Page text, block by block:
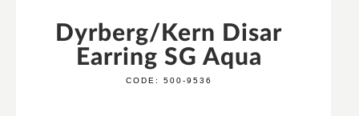
Dyrberg/Kern Disar
Earring SG Aqua
CODE: 500-9536